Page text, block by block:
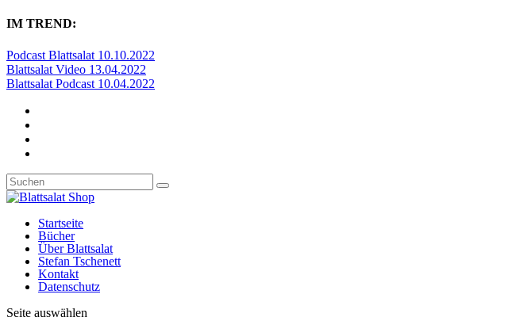
IM TREND:
Podcast Blattsalat 10.10.2022
Blattsalat Video 13.04.2022
Blattsalat Podcast 10.04.2022
Startseite
Bücher
Über Blattsalat
Stefan Tschenett
Kontakt
Datenschutz
Seite auswählen